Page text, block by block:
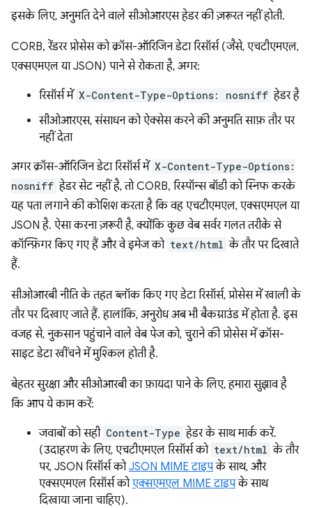
इसके लिए, अनुमति देने वाले सीओआरएस हेडर की ज़रूरत नहीं होती.
CORB, रेंडरर प्रोसेस को क्रॉस-ऑरिजिन डेटा रिसॉर्स (जैसे, एचटीएमएल,
एक्सएमएल या JSON) पाने से रोकता है, अगर:
रिसॉर्स में X-Content-Type-Options: nosniff हेडर है
सीओआरएस, संसाधन को ऐक्सेस करने की अनुमति साफ़ तौर पर
नहीं देता
अगर क्रॉस-ऑरिजिन डेटा रिसॉर्स में X-Content-Type-Options:
nosniff हेडर सेट नहीं है, तो CORB, रिस्पॉन्स बॉडी को स्निफ करके
यह पता लगाने की कोशिश करता है कि वह एचटीएमएल, एक्सएमएल या
JSON है. ऐसा करना ज़रूरी है, क्योंकि कुछ वेब सर्वर गलत तरीके से
कॉन्फ़िगर किए गए हैं और वे इमेज को text/html के तौर पर दिखाते
हैं.
सीओआरबी नीति के तहत ब्लॉक किए गए डेटा रिसॉर्स, प्रोसेस में खाली के
तौर पर दिखाए जाते हैं. हालांकि, अनुरोध अब भी बैकग्राउंड में होता है. इस
वजह से, नुकसान पहुंचाने वाले वेब पेज को, चुराने की प्रोसेस में क्रॉस-
साइट डेटा खींचने में मुश्किल होती है.
बेहतर सुरक्षा और सीओआरबी का फ़ायदा पाने के लिए, हमारा सुझाव है
कि आप ये काम करें:
जवाबों को सही Content-Type हेडर के साथ मार्क करें.
(उदाहरण के लिए, एचटीएमएल रिसॉर्स को text/html के तौर
पर, JSON रिसॉर्स कोJSON MIME टाइपके साथ, और
एक्सएमएल रिसॉर्स कोएक्सएमएल MIME टाइपके साथ
दिखाया जाना चाहिए).